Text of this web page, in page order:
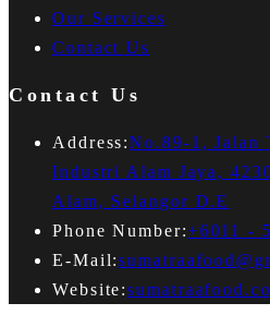
Our Services
Contact Us
Contact Us
Address:No.89-1, Jalan
Industri Alam Jaya,
Alam, Selangor D.E
Phone Number:+6011 -
E-Mail:
Website: